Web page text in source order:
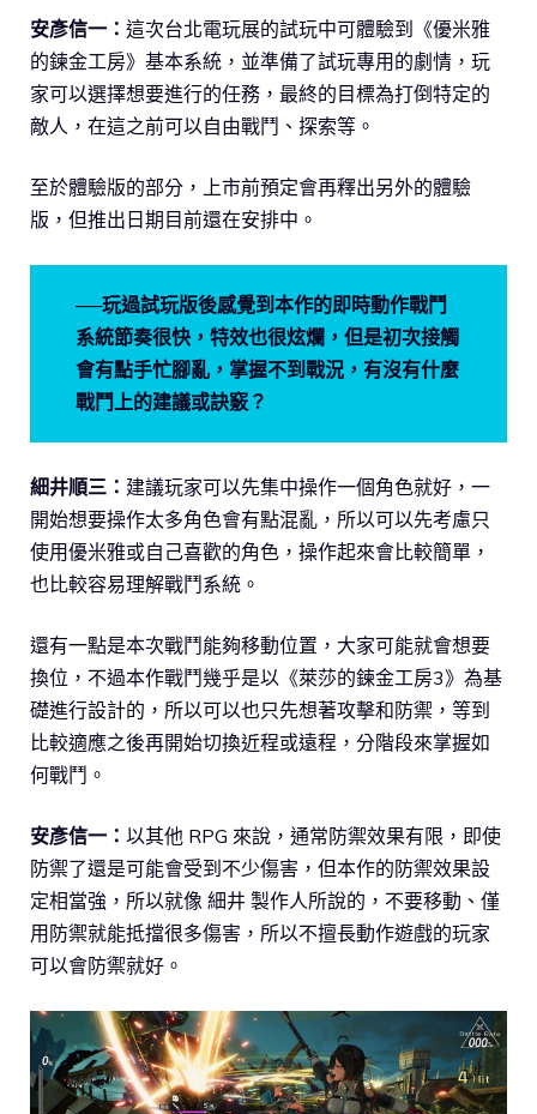
安彥信一： 這次台北電玩展的試玩中可體驗到《優米雅
的鍊金工房》基本系統，並準備了試玩專用的劇情，玩
家可以選擇想要進行的任務，最終的目標為打倒特定的
敵人，在這之前可以自由戰鬥、探索等。
至於體驗版的部分，上市前預定會再釋出另外的體驗
版，但推出日期目前還在安排中。
──玩過試玩版後感覺到本作的即時動作戰鬥
系統節奏很快，特效也很炫爛，但是初次接觸
會有點手忙腳亂，掌握不到戰況，有沒有什麼
戰鬥上的建議或訣竅？
細井順三： 建議玩家可以先集中操作一個角色就好，一
開始想要操作太多角色會有點混亂，所以可以先考慮只
使用優米雅或自己喜歡的角色，操作起來會比較簡單，
也比較容易理解戰鬥系統。
還有一點是本次戰鬥能夠移動位置，大家可能就會想要
換位，不過本作戰鬥幾乎是以《萊莎的鍊金工房3》為基
礎進行設計的，所以可以也只先想著攻擊和防禦，等到
比較適應之後再開始切換近程或遠程，分階段來掌握如
何戰鬥。
安彥信一： 以其他 RPG 來說，通常防禦效果有限，即使
防禦了還是可能會受到不少傷害，但本作的防禦效果設
定相當強，所以就像 細井 製作人所說的，不要移動、僅
用防禦就能抵擋很多傷害，所以不擅長動作遊戲的玩家
可以會防禦就好。